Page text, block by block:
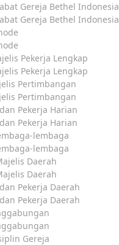
Gereja Bethel Indonesia
Gereja Bethel Indonesia
Pekerja Lengkap
Pekerja Lengkap
Pertimbangan
Pertimbangan
Pekerja Harian
Pekerja Harian
lembaga
lembaga
Daerah
Daerah
Pekerja Daerah
Pekerja Daerah
Gereja